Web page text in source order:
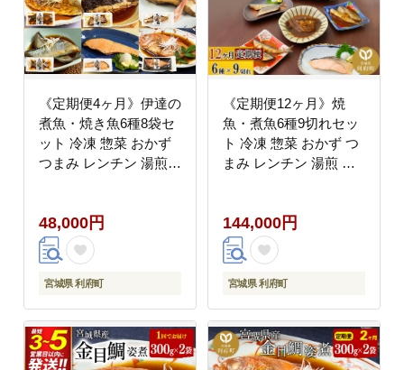
《定期便4ヶ月》伊達の
煮魚・焼き魚6種8袋セ
ット 冷凍 惣菜 おかず
つまみ レンチン 湯煎
さば さんま ぶり ブリ
かれい 金目鯛 冷凍 惣
菜 おかず つまみ レン
チン 湯煎 簡単 煮物 煮
48,000円
宮城県 利府町
《定期便12ヶ月》焼
魚・煮魚6種9切れセッ
ト 冷凍 惣菜 おかず つ
まみ レンチン 湯煎 簡
ば さんま いわし かれ
い 冷凍 惣菜 おかず つ
まみ レンチン 湯煎 簡
単 煮物 煮付 焼魚]
144,000円
宮城県 利府町